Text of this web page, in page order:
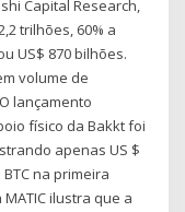
Capital Research,
trilhões, 60% a
US$ 870 bilhões.
volume de
lançamento
físico da Bakkt foi
apenas US $
na primeira
ilustra que a